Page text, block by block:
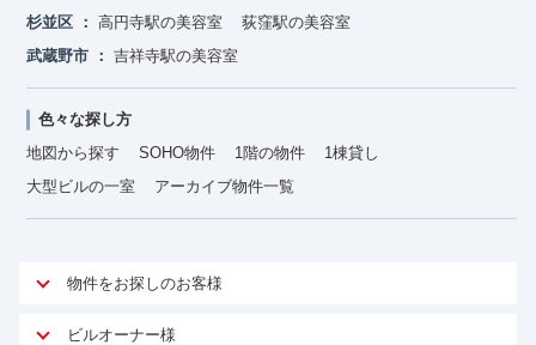
杉並区
高円寺駅の美容室
荻窪駅の美容室
武蔵野市
吉祥寺駅の美容室
色々な探し方
地図から探す
SOHO物件 1階の物件
1棟貸し
大型ビルの一室
アーカイブ物件一覧
物件をお探しのお客様
アットオフィスが選ばれる理由
ビルオーナー様